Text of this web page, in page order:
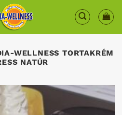
WELLNESS TORTAKRÉM
NATÚR